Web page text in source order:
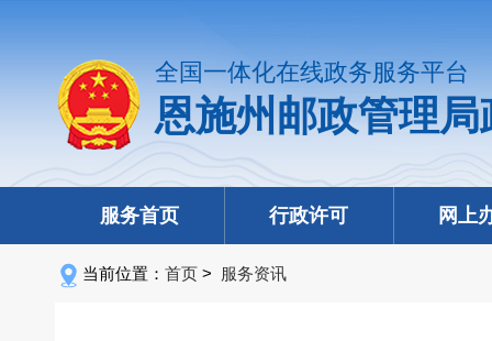
全国一体化在线政务服务平台
恩施州邮政管理
服务首页 行政许可 网上
当前位置： 首页 > 服务资讯